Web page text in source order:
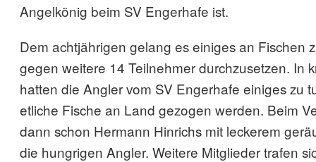
Angelkönig beim SV Engerhafe ist.
Dem achtjährigen gelang es einiges an Fischen
gegen weitere 14 Teilnehmer durchzusetzen. In
hatten die Angler vom SV Engerhafe einiges zu
etliche Fische an Land gezogen werden. Beim
dann schon Hermann Hinrichs mit leckerem
die hungrigen Angler. Weitere Mitglieder trafen